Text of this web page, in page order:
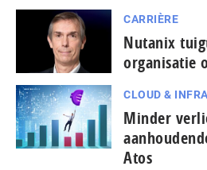
CARRIÈRE
Nutanix
organisatie
CLOUD &
Minder
Atos